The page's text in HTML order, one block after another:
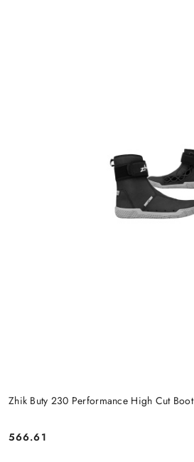
Zhik Buty 230 Performance High Cut Boot
Cena:
566.61